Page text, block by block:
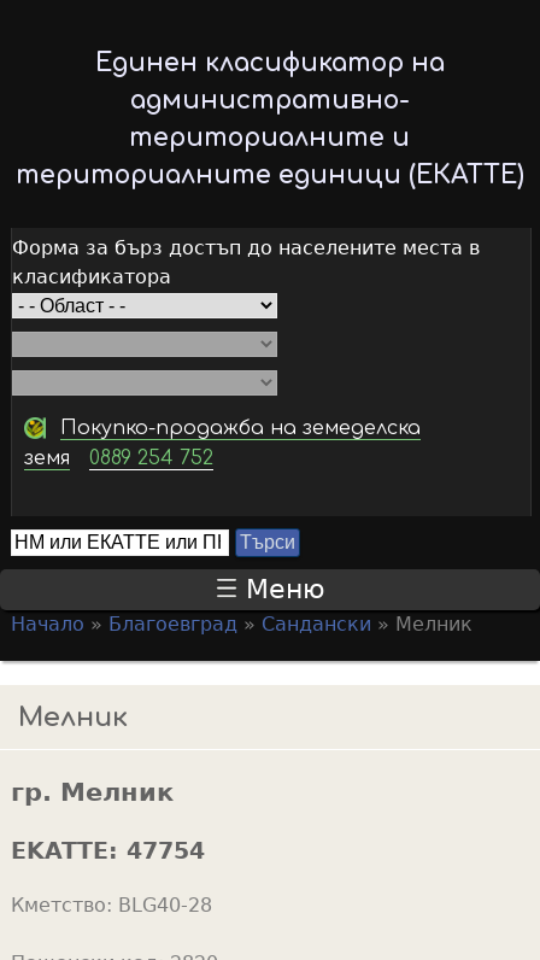
to
main
content
Единен класификатор на
административно-
териториалните и
териториалните единици (ЕКАТТЕ)
Форма за бърз достъп до населените места в
класификатора
Покупко-продажба на земеделска
земя
0889 254 752
S
e
r
c
h
f
r
m
Т
ъ
с
и
Меню
o
u
r
e
e
Начало » Благоевград » Сандански » Мелник
Мелник
гр. Мелник
EKATTE: 47754
Кметство: BLG40-28